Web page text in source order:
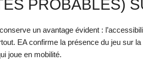
PROBABLES)
un avantage évident :
EA confirme la présence du jeu sur
joue en mobilité.